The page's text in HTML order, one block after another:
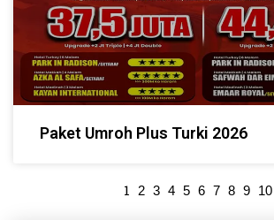
Paket Umroh Plus Turki 2026
1 2 3 4 5 6 7 8 9 10